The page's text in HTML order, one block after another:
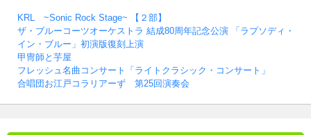
KRL ~Sonic Rock Stage~ 【２部】
ザ・ブルーコーツオーケストラ 結成80周年記念公演 「ラプソディ・
イン・ブルー」初演版復刻上演
甲冑師と芋屋
フレッシュ名曲コンサート「ライトクラシック・コンサート」
合唱団お江戸コラリアーず 第25回演奏会